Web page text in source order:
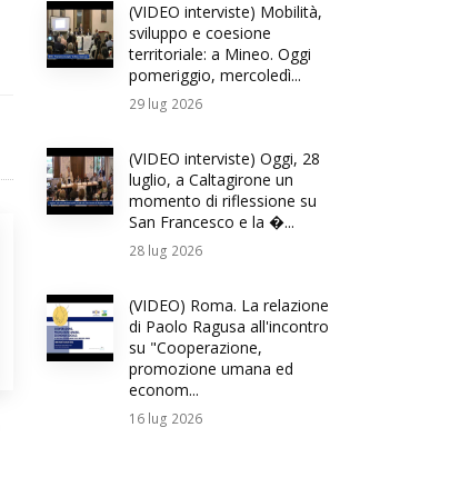
(VIDEO interviste) Mobilità,
sviluppo e coesione
territoriale: a Mineo. Oggi
pomeriggio, mercoledì...
29 lug 2026
(VIDEO interviste) Oggi, 28
luglio, a Caltagirone un
momento di riflessione su
San Francesco e la �...
28 lug 2026
(VIDEO) Roma. La relazione
di Paolo Ragusa all'incontro
su "Cooperazione,
promozione umana ed
econom...
16 lug 2026